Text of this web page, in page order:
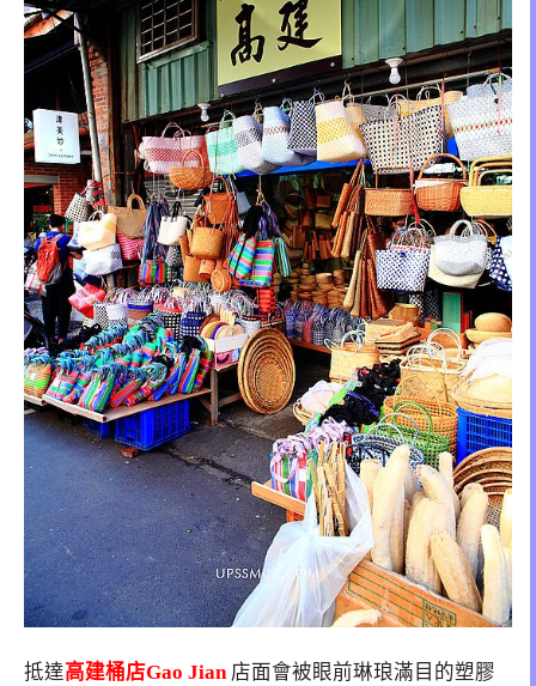
抵達高建桶店Gao Jian 店面會被眼前琳琅滿目的塑膠